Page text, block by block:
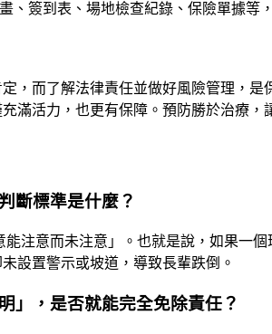
、簽到表、場地檢查紀錄、保險單據等
，而了解法律責任並做好風險管理，
滿活力，也更有保障。預防勝於治療，
斷標準是什麼？
能注意而未注意」。也就是說，如果一
設置警示或坡道，導致長輩跌倒。
」，是否就能完全免除責任？